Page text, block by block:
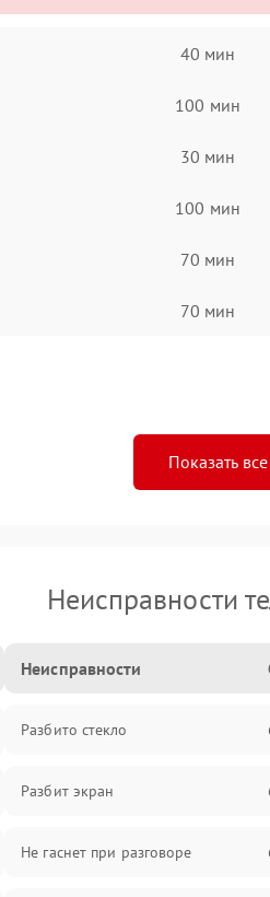
40 мин
100 мин
30 мин
100 мин
70 мин
70 мин
Показать все
Неисправности
Неисправности
Разбито стекло
Разбит экран
Не гаснет при разговоре